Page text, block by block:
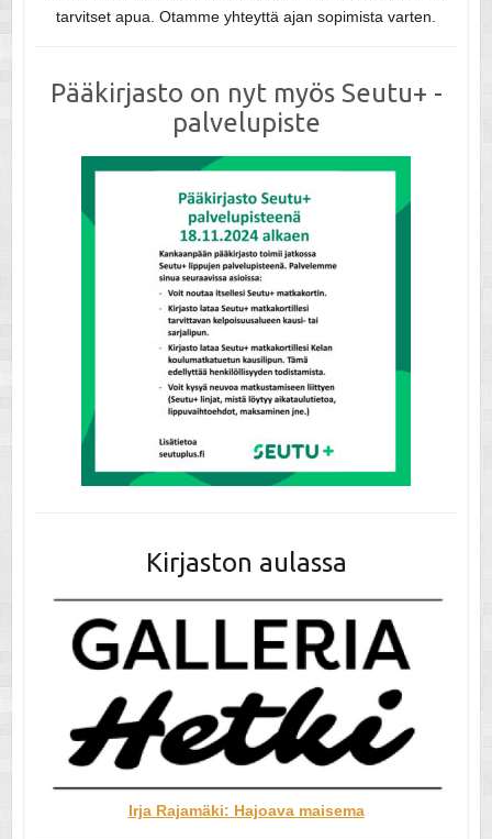
tarvitset apua. Otamme yhteyttä ajan sopimista varten.
Pääkirjasto on nyt myös Seutu+ -
palvelupiste
Kirjaston aulassa
Irja Rajamäki: Hajoava maisema